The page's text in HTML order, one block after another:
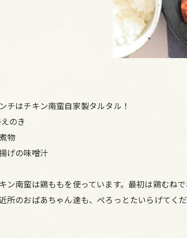
チはチキン南蛮自家製タルタル！
のき
物
げの味噌汁
ン南蛮は鶏ももを使っています。最初は鶏むね
所のおばあちゃん達も、ぺろっとたいらげてく